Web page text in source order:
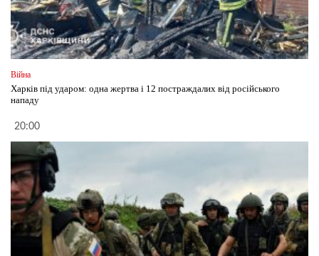
Війна
Харків під ударом: одна жертва і 12 постраждалих від російського
нападу
20:00